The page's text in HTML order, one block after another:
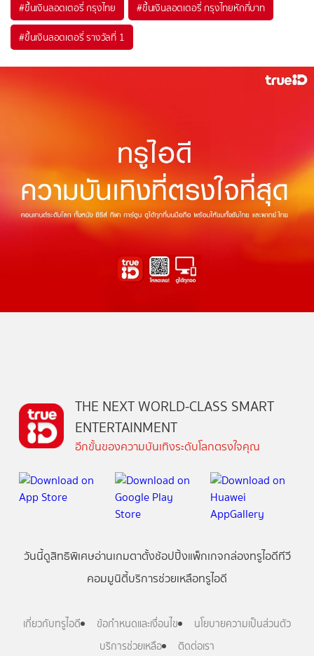
#ขึ้นเงินลอตเตอรี่ กรุงไทย #ขึ้นเงินลอตเตอรี่ กรุงไทยหักกี่บาท
#ขึ้นเงินลอตเตอรี่ รางวัลที่ 1
THE NEXT WORLD-CLASS SMART
ENTERTAINMENT
อีกขั้นของความบันเทิงระดับโลกตรงใจคุณ
วันนี้ดูสิทธิพิเศษอ่านเกมตาตั้งช้อปปิ้งแพ็กเกจกล่องทรูไอดีทีวี
คอมมูนิตี้บริการช่วยเหลือทรูไอดี
เกี่ยวกับทรูไอดี ข้อกำหนดและเงื่อนไข
นโยบายความเป็นส่วนตัว
บริการช่วยเหลือ
ติดต่อเรา